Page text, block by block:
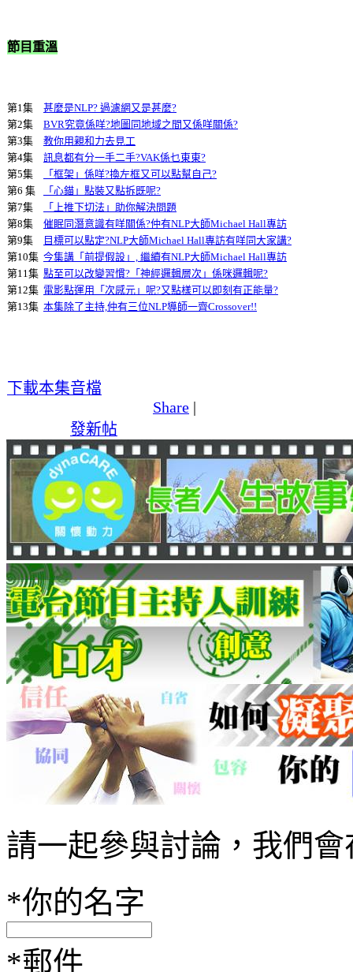
節目重溫
第1集
甚麼是NLP? 過濾網又是甚麼?
第2集
BVR究竟係咩?地圖同地域之間又係咩關係?
第3集
教你用親和力去見工
第4集
訊息都有分一手二手?VAK係乜東東?
第5集
「框架」係咩?換左框又可以點幫自己?
第6 集
「心錨」點裝又點拆既呢?
第7集
「上推下切法」助你解決問題
第8集
催眠同潛意識有咩關係?仲有NLP大師Michael Hall專訪
第9集
目標可以點定?NLP大師Michael Hall專訪有咩同大家講?
第10集 今集講「前提假設」, 繼續有NLP大師Michael Hall專訪
第11集 點至可以改變習慣?「神經邏輯層次」係咪邏輯呢?
第12集 電影點運用「次感元」呢?又點樣可以即刻有正能量?
第13集 本集除了主持,仲有三位NLP導師一齊Crossover!!
下載本集音檔
Share |
發新帖
請一起參與討論，我們
*你的名字
*郵件